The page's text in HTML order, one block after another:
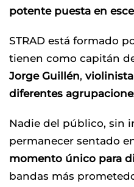
potente puesta en
STRAD está formado
tienen como capitán
Jorge Guillén,
diferentes
Nadie del público, sin
permanecer sentado
momento único para
bandas más